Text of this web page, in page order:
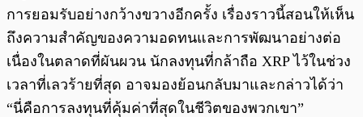
การยอมรับอย่างกว้างขวางอีกครั้ง เรื่องราวนี้สอนให้เห็น
ถึงความสำคัญของความอดทนและการพัฒนาอย่างต่อ
เนื่องในตลาดที่ผันผวน นักลงทุนที่กล้าถือ XRP ไว้ในช่วง
เวลาที่เลวร้ายที่สุด อาจมองย้อนกลับมาและกล่าวได้ว่า
“นี่คือการลงทุนที่คุ้มค่าที่สุดในชีวิตของพวกเขา”